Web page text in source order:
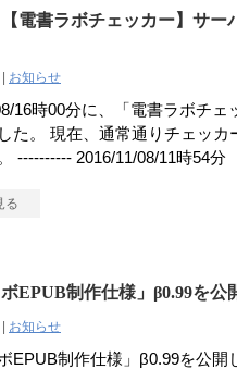
【電書ラボチェッカー】サー
お知らせ
16時00分に、「電書ラボチェ
た。 現在、通常通りチェッカ
---------- 2016/11/08/11時54分
る
ボEPUB制作仕様」β0.99を公
お知らせ
ボEPUB制作仕様」β0.99を公開